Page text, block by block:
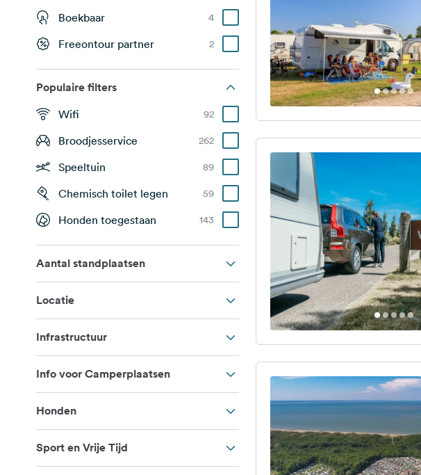
Boekbaar 4
Freeontour partner 2
Populaire filters
Wifi 92
Broodjesservice 262
Speeltuin 89
Chemisch toilet legen 59
Honden toegestaan 143
Aantal standplaatsen
Locatie
Infrastructuur
Info voor Camperplaatsen
Honden
Sport en Vrije Tijd